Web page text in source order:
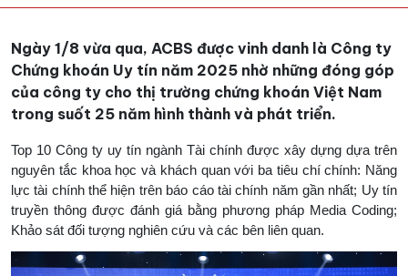
Ngày 1/8 vừa qua, ACBS được vinh danh là Công ty
Chứng khoán Uy tín năm 2025 nhờ những đóng góp
của công ty cho thị trường chứng khoán Việt Nam
trong suốt 25 năm hình thành và phát triển.
Top 10 Công ty uy tín ngành Tài chính được xây dựng dựa trên
nguyên tắc khoa học và khách quan với ba tiêu chí chính: Năng
lực tài chính thể hiện trên báo cáo tài chính năm gần nhất; Uy tín
truyền thông được đánh giá bằng phương pháp Media Coding;
Khảo sát đối tượng nghiên cứu và các bên liên quan.